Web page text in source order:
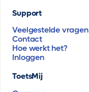
Support
Veelgestelde vragen
Contact
Hoe werkt het?
Inloggen
ToetsMij